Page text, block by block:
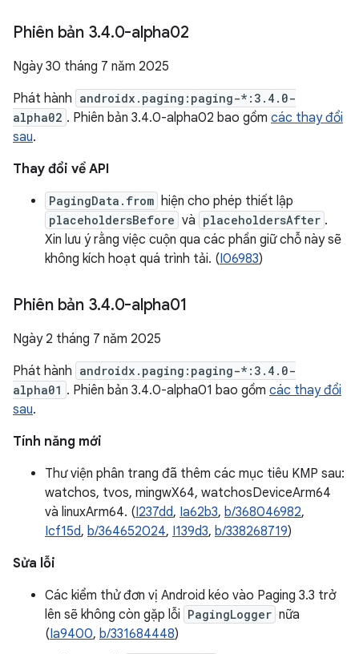
Phiên bản 3.4.0-alpha02
Ngày 30 tháng 7 năm 2025
Phát hành androidx.paging:paging-*:3.4.0-
alpha02 . Phiên bản 3.4.0-alpha02 bao gồm các thay đổi
sau.
Thay đổi về API
PagingData.from hiện cho phép thiết lập
placeholdersBefore và placeholdersAfter .
Xin lưu ý rằng việc cuộn qua các phần giữ chỗ này sẽ
không kích hoạt quá trình tải. (I06983)
Phiên bản 3.4.0-alpha01
Ngày 2 tháng 7 năm 2025
Phát hành androidx.paging:paging-*:3.4.0-
alpha01 . Phiên bản 3.4.0-alpha01 bao gồm các thay đổi
sau.
Tính năng mới
Thư viện phân trang đã thêm các mục tiêu KMP sau:
watchos, tvos, mingwX64, watchosDeviceArm64
và linuxArm64. (I237dd, Ia62b3, b/368046982,
Icf15d, b/364652024, I139d3, b/338268719)
Sửa lỗi
Các kiểm thử đơn vị Android kéo vào Paging 3.3 trở
lên sẽ không còn gặp lỗi PagingLogger nữa
(Ia9400, b/331684448)